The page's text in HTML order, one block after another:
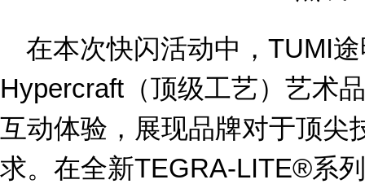
在本次快闪活动中，TUMI
Hypercraft（顶级工艺）艺术
互动体验，展现品牌对于顶尖
求。在全新TEGRA-LITE®系